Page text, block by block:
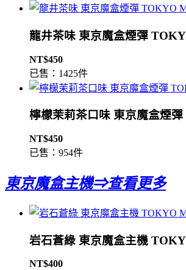
龍井茶味 東京魔盒煙彈
NT$450
已售：1425件
檸檬茉莉茶口味 東京魔盒煙
NT$450
已售：954件
東京魔盒主機⇒查看更多
岩石蒼綠 東京魔盒主機
NT$400